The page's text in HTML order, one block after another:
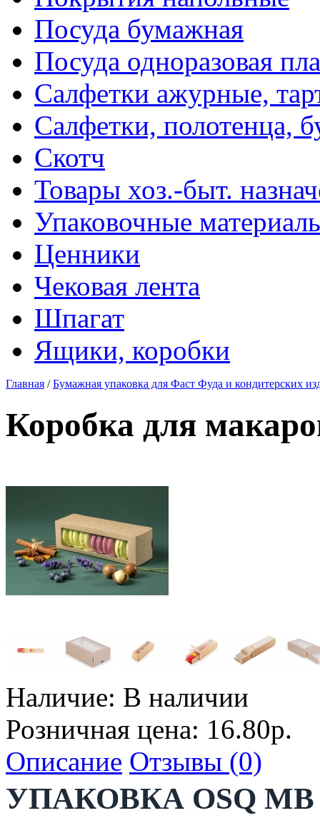
Посуда бумажная
Посуда одноразовая
Салфетки ажурные,
Салфетки, полотенца,
Скотч
Товары хоз.-быт.
Упаковочные
Ценники
Чековая лента
Шпагат
Ящики, коробки
Главная /Бумажная упаковка для Фаст Фуда и кондитерских
Коробка для
Наличие: В наличии
Розничная цена: 16.80р.
Описание Отзывы (0)
УПАКОВКА OSQ